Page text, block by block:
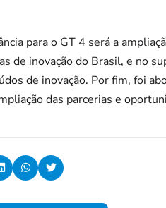
para o GT 4 será a
de inovação do Brasil, e no
de inovação. Por fim, foi
das parcerias e